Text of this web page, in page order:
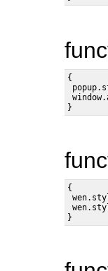
{
{